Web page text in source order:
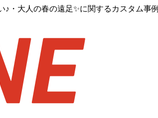
・大人の春の遠足✨️に関するカスタム事例